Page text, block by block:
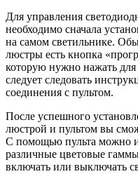
Для управления
необходимо сначала
на самом светильнике.
люстры есть кнопка
которую нужно нажать
следует следовать
соединения с пультом.
После успешного
люстрой и пультом вы
С помощью пульта можно
различные цветовые
включать или выключать